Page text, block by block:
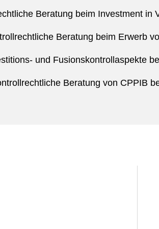
Beratung beim Investment in
Beratung beim Erwerb
und Fusionskontrollaspekte
Beratung von CPPIB